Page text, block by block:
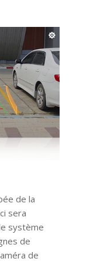
de la
sera
système
de
de